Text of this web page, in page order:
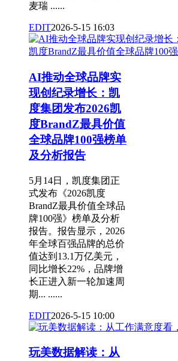
麦瑞 ......
EDIT2026-5-15 16:03
AI推动全球品牌实
现创纪录增长：凯
度集团发布2026凯
度BrandZ最具价值
全球品牌100强榜单
及分析报告
5月14日，凯度集团正
式发布《2026凯度
BrandZ最具价值全球品
牌100强》榜单及分析
报告。报告显示，2026
年全球百强品牌的总价
值达到13.1万亿美元，
同比增长22%，品牌增
长正进入新一轮加速周
期... ......
EDIT2026-5-15 10:00
玩美数据解读：从